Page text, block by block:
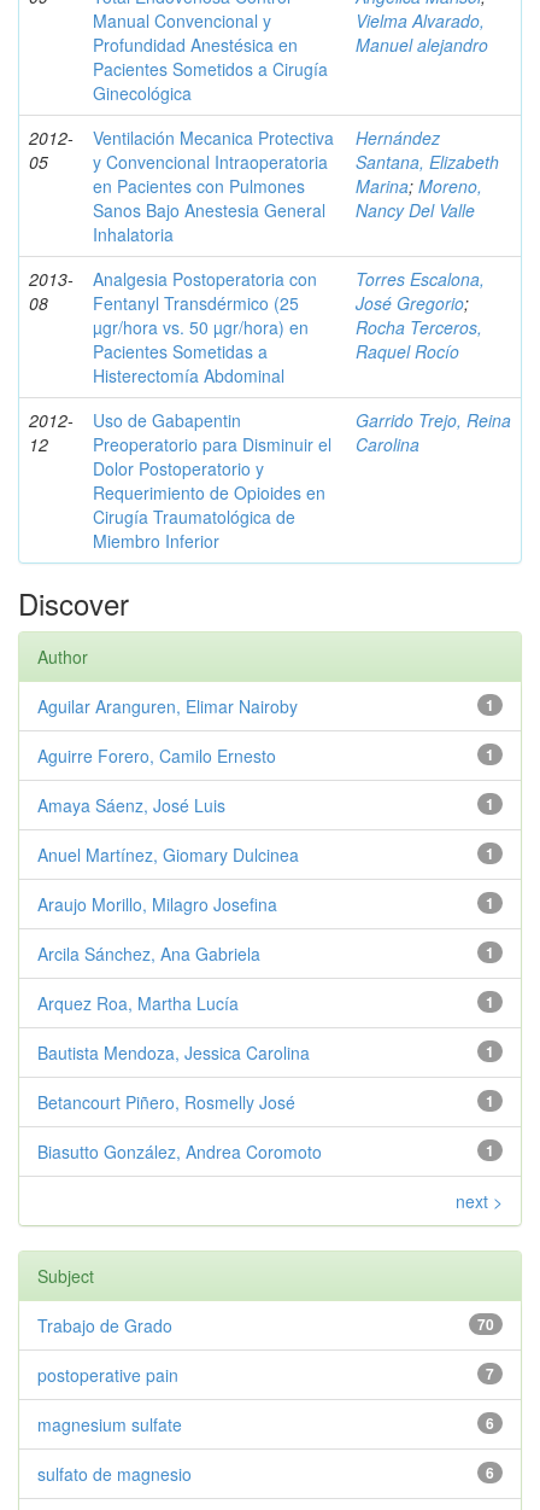
Manual Convencional y
Profundidad Anestésica en
Pacientes Sometidos a Cirugía
Ginecológica
Vielma Alvarado,
Manuel alejandro
2012-
05
Ventilación Mecanica Protectiva
y Convencional Intraoperatoria
en Pacientes con Pulmones
Sanos Bajo Anestesia General
Inhalatoria
Hernández
Santana, Elizabeth
Marina; Moreno,
Nancy Del Valle
2013-
08
Analgesia Postoperatoria con
Fentanyl Transdérmico (25
µgr/hora vs. 50 µgr/hora) en
Pacientes Sometidas a
Histerectomía Abdominal
Torres Escalona,
José Gregorio;
Rocha Terceros,
Raquel Rocío
2012-
12
Uso de Gabapentin
Preoperatorio para Disminuir el
Dolor Postoperatorio y
Requerimiento de Opioides en
Cirugía Traumatológica de
Miembro Inferior
Garrido Trejo, Reina
Carolina
Discover
Author
1
Aguilar Aranguren, Elimar Nairoby
1
Aguirre Forero, Camilo Ernesto
1
Amaya Sáenz, José Luis
1
Anuel Martínez, Giomary Dulcinea
1
Araujo Morillo, Milagro Josefina
1
Arcila Sánchez, Ana Gabriela
1
Arquez Roa, Martha Lucía
1
Bautista Mendoza, Jessica Carolina
1
Betancourt Piñero, Rosmelly José
1
Biasutto González, Andrea Coromoto
next >
Subject
70
Trabajo de Grado
7
postoperative pain
6
magnesium sulfate
6
sulfato de magnesio